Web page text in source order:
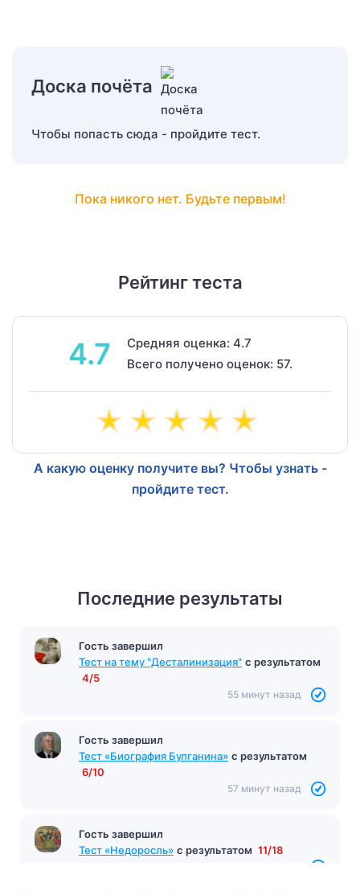
Доска почёта
Чтобы попасть сюда - пройдите тест.
Пока никого нет. Будьте первым!
Рейтинг теста
4.7
Средняя оценка: 4.7
Всего получено оценок: 57.
А какую оценку получите вы? Чтобы узнать -
пройдите тест.
Последние результаты
Гость завершил
Тест на тему "Десталинизация" с результатом
4/5
55 минут назад
Гость завершил
Тест «Биография Булганина» с результатом
6/10
57 минут назад
Гость завершил
Тест «Недоросль» с результатом 11/18